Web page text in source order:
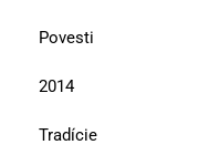
Povesti
2014
Tradície